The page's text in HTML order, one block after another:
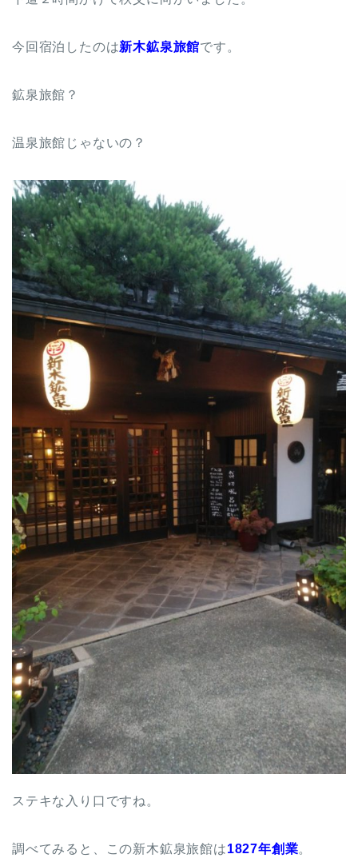
今回宿泊したのは新木鉱泉旅館です。
鉱泉旅館？
温泉旅館じゃないの？
ステキな入り口ですね。
調べてみると、この新木鉱泉旅館は1827年創業。